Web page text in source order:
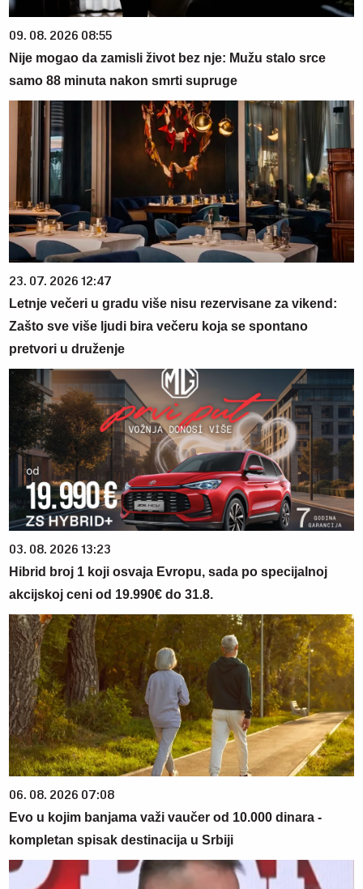
09. 08. 2026 08:55
Nije mogao da zamisli život bez nje: Mužu stalo srce
samo 88 minuta nakon smrti supruge
23. 07. 2026 12:47
Letnje večeri u gradu više nisu rezervisane za vikend:
Zašto sve više ljudi bira večeru koja se spontano
pretvori u druženje
03. 08. 2026 13:23
Hibrid broj 1 koji osvaja Evropu, sada po specijalnoj
akcijskoj ceni od 19.990€ do 31.8.
06. 08. 2026 07:08
Evo u kojim banjama važi vaučer od 10.000 dinara -
kompletan spisak destinacija u Srbiji